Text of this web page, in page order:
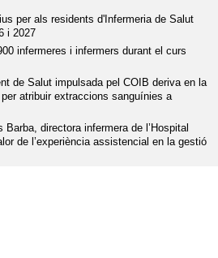
per als residents d'Infermeria de Salut
i 2027
infermeres i infermers durant el curs
de Salut impulsada pel COIB deriva en la
atribuir extraccions sanguínies a
directora infermera de l’Hospital
de l’experiència assistencial en la gestió